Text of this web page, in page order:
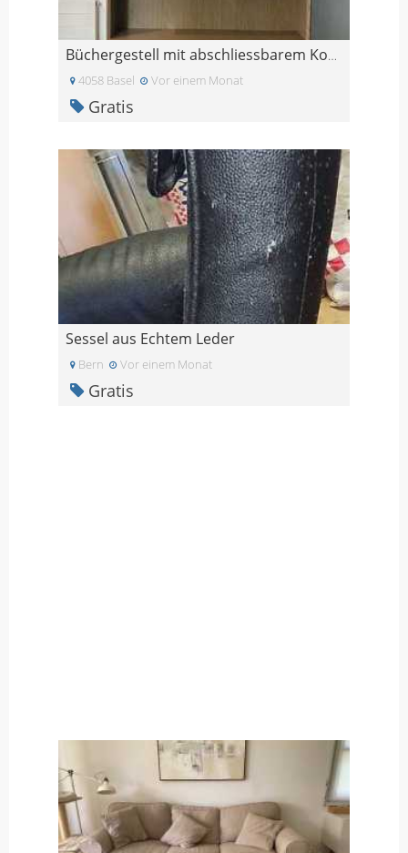
Büchergestell mit abschliessbarem Korpus und 3 Sch
4058 Basel Vor einem Monat
Gratis
Sessel aus Echtem Leder
Bern Vor einem Monat
Gratis